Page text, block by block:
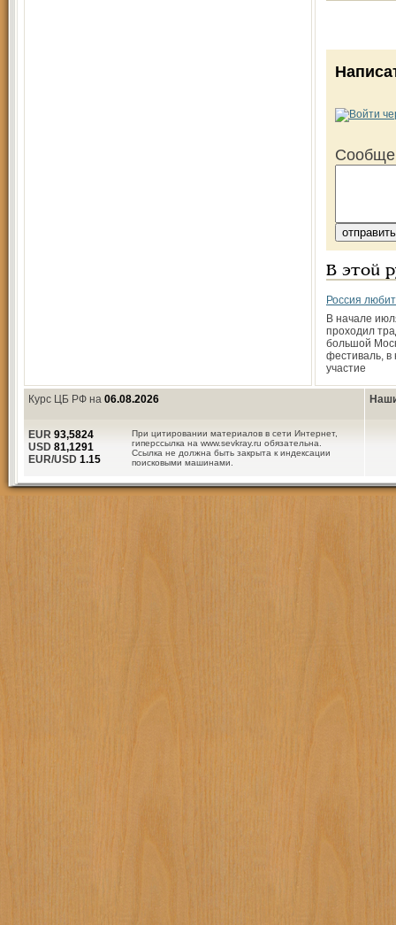
В этой
Россия
В начале
проходил
большой
фестиваль, в
участие
Курс ЦБ РФ на 06.08.2026
При цитировании материалов в сети Интернет,
гиперссылка на www.sevkray.ru обязательна.
Ссылка не должна быть закрыта к индексации
поисковыми машинами.
EUR 93,5824
USD 81,1291
EUR/USD 1.15